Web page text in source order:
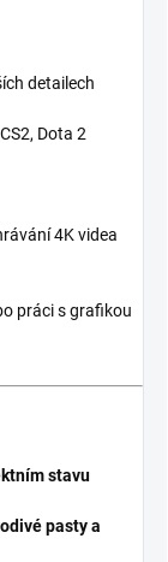
detailech
Dota 2
4K videa
práci s grafikou
stavu
pasty a